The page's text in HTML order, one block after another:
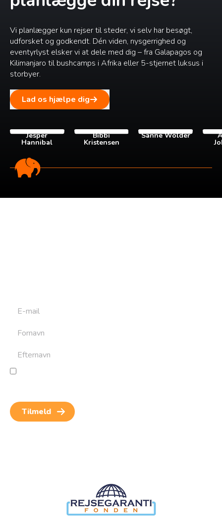
Vi planlægger kun rejser til steder, vi selv har besøgt,
udforsket og godkendt. Dén viden, nysgerrighed og
eventyrlyst elsker vi at dele med dig – fra Galapagos og
Kilimanjaro til bushcamps i Afrika eller 5-stjernet luksus i
storbyer.
Lad os hjælpe dig
Jesper
Hannibal
Bibbi
Kristensen
Sanne Wolder